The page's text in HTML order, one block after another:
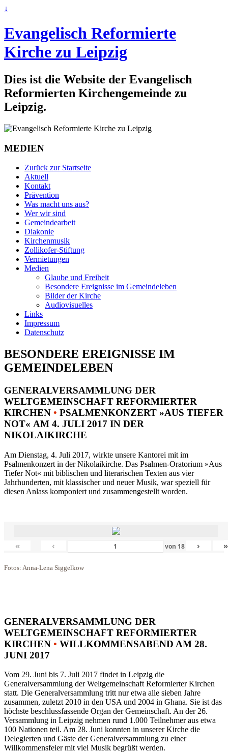
↓
Evangelisch Reformierte
Kirche zu Leipzig
Dies ist die Website der Evangelisch
Reformierten Kirchengemeinde zu
Leipzig.
MEDIEN
Zurück zur Startseite
Aktuell
Kontakt
Prävention
Was macht uns aus?
Wer wir sind
Gemeindearbeit
Diakonie
Kirchenmusik
Zollikofer-Stiftung
Vermietungen
Medien
Glaube und Freiheit
Besondere Ereignisse im Gemeindeleben
Bilder der Kirche
Audiovisuelles
Links
Impressum
Datenschutz
BESONDERE EREIGNISSE IM
GEMEINDELEBEN
GENERALVERSAMMLUNG DER
WELTGEMEINSCHAFT REFORMIERTER
KIRCHEN • PSALMENKONZERT »AUS TIEFER
NOT« AM 4. JULI 2017 IN DER
NIKOLAIKIRCHE
Am Dienstag, 4. Juli 2017, wirkte unsere Kantorei mit im
Psalmenkonzert in der Nikolaikirche. Das Psalmen-Oratorium »Aus
Tiefer Not« mit biblischen und literarischen Texten aus vier
Jahrhunderten, mit klassischer und neuer Musik, war speziell für
diesen Anlass komponiert und zusammengestellt worden.
« ‹ von 18 › »
Fotos: Anna-Lena Siggelkow
GENERALVERSAMMLUNG DER
WELTGEMEINSCHAFT REFORMIERTER
KIRCHEN • WILLKOMMENSABEND AM 28.
JUNI 2017
Vom 29. Juni bis 7. Juli 2017 findet in Leipzig die
Generalversammlung der Weltgemeinschaft Reformierter Kirchen
statt. Die Generalversammlung tritt nur etwa alle sieben Jahre
zusammen, zuletzt 2010 in den USA und 2004 in Ghana. Sie ist das
höchste beschlussfassende Organ der Gemeinschaft. An der 26.
Versammlung in Leipzig nehmen rund 1.000 Teilnehmer aus etwa
100 Nationen teil. Am 28. Juni konnten in unserer Kirche die
Delegierten und Gäste der Generalversammlung zu einer
Willkommensfeier mit viel Musik begrüßt werden.